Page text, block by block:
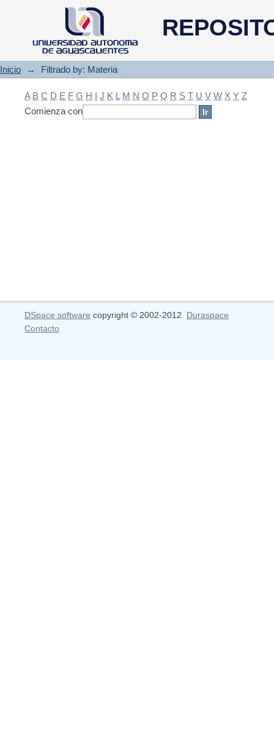
Filtrado by: Materia
Inicio → Filtrado by: Materia
A B C D E F G H I J K L M N O P Q R S T U V W X Y Z
Comienza con
DSpace software copyright © 2002-2012 Duraspace
Contacto